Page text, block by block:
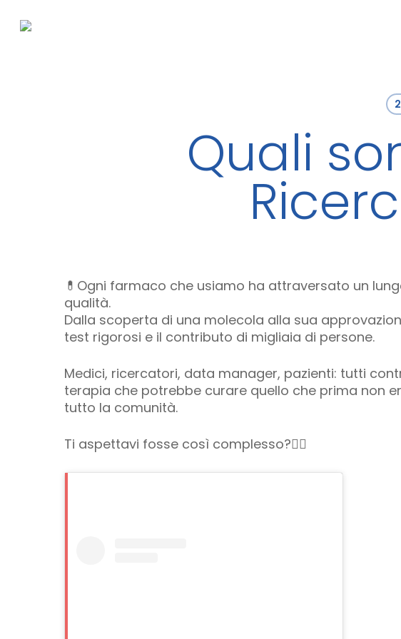
Quali
💊Ogni farmaco che usiamo ha attraversato un
qualità.
Dalla scoperta di una molecola alla sua
test rigorosi e il contributo di migliaia di persone.
Medici, ricercatori, data manager, pazienti: tutti
terapia che potrebbe curare quello che prima non
tutto la comunità.
Ti aspettavi fosse così complesso?👇🏻